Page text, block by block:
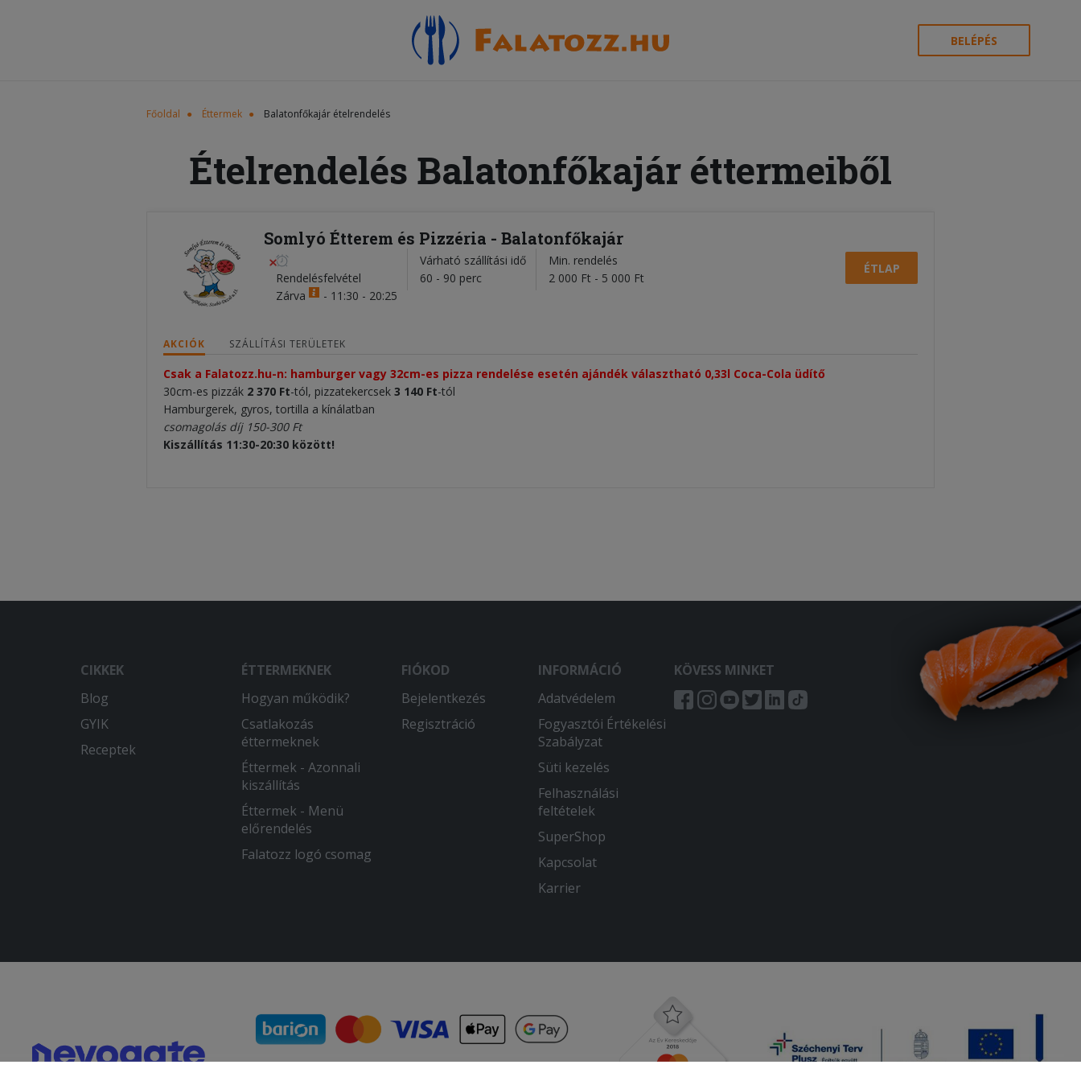
BELÉPÉS
Főoldal Éttermek Balatonfőkajár ételrendelés
Ételrendelés Balatonfőkajár éttermeiből
Somlyó Étterem és Pizzéria - Balatonfőkajár
Rendelésfelvétel
Zárva
- 11:30 - 20:25
Várható szállítási idő
60 - 90 perc
Min. rendelés
2 000 Ft - 5 000 Ft
ÉTLAP
AKCIÓK SZÁLLÍTÁSI TERÜLETEK
Csak a Falatozz.hu-n: hamburger vagy 32cm-es pizza rendelése esetén ajándék választható 0,33l Coca-Cola üdítő ​
30cm-es pizzák 2 370 Ft-tól, pizzatekercsek 3 140 Ft-tól
Hamburgerek, gyros, tortilla a kínálatban
csomagolás díj 150-300 Ft
Kiszállítás 11:30-20:30 között!
CIKKEK
Blog
GYIK
Receptek
ÉTTERMEKNEK
Hogyan működik?
Csatlakozás
éttermeknek
Éttermek - Azonnali
kiszállítás
Éttermek - Menü
előrendelés
Falatozz logó csomag
FIÓKOD
Bejelentkezés
Regisztráció
INFORMÁCIÓ
Adatvédelem
Fogyasztói Értékelési
Szabályzat
Süti kezelés
Felhasználási
feltételek
SuperShop
Kapcsolat
Karrier
KÖVESS MINKET